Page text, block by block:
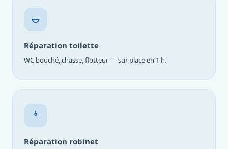
Réparation toilette
WC bouché, chasse, flotteur — sur place en 1 h.
Réparation robinet